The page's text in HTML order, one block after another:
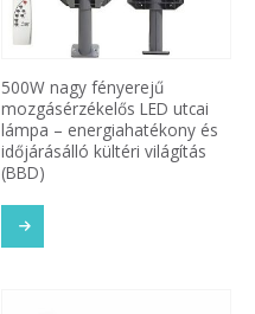
500W nagy fényerejű
mozgásérzékelős LED utcai
lámpa – energiahatékony és
időjárásálló kültéri világítás
(BBD)